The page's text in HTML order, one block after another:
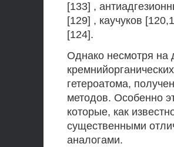
[133] ,
[129] , каучуков
[124].
Однако несмотря на
гетероатома,
методов. Особенно
которые, как
существенными
аналогами.